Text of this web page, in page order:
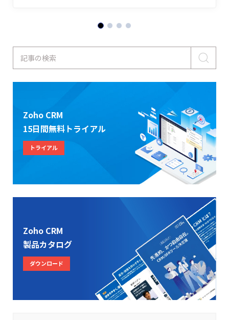
記事の検索
Zoho CRM
15日間無料トライアル
トライアル
Zoho CRM
製品カタログ
ダウンロード